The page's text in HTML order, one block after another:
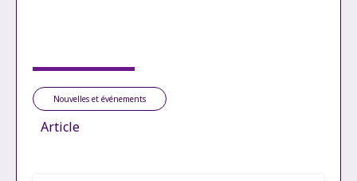
Nouvelles et événements
Article